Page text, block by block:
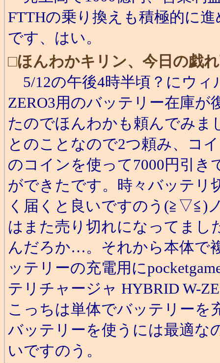
FTTHの乗り換えも積極的に
です、はい。
□ほんわかキリン、今日の戯
5/12の午後4時半頃？にウィ
ZERO3用のバッテリー在庫
たのでほんわかも頼んでみま
とのことなので2つ頼み、コ
のコインを使って7000円引き
ができたです。時々バッテリ
く届くと良いですのう(≧▽≦)
はまた売り切れになってまし
んだろか…。それから本体で
ッテリーの充電用に
テリチャージャ HYBRID W-
こっちは単体でバッテリーを
バッテリーを使うには最適な
いですのう。